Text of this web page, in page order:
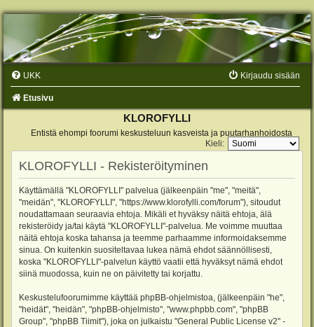
UKK Kirjaudu sisään
Etusivu
KLOROFYLLI
Entistä ehompi foorumi keskusteluun kasveista ja puutarhanhoidosta
Kieli:
KLOROFYLLI - Rekisteröityminen
Käyttämällä "KLOROFYLLI" palvelua (jälkeenpäin "me", "meitä",
"meidän", "KLOROFYLLI", "https://www.klorofylli.com/forum"), sitoudut
noudattamaan seuraavia ehtoja. Mikäli et hyväksy näitä ehtoja, älä
rekisteröidy ja/tai käytä "KLOROFYLLI"-palvelua. Me voimme muuttaa
näitä ehtoja koska tahansa ja teemme parhaamme informoidaksemme
sinua. On kuitenkin suositeltavaa lukea nämä ehdot säännöllisesti,
koska "KLOROFYLLI"-palvelun käyttö vaatii että hyväksyt nämä ehdot
siinä muodossa, kuin ne on päivitetty tai korjattu.
Keskustelufoorumimme käyttää phpBB-ohjelmistoa, (jälkeenpäin "he",
"heidät", "heidän", "phpBB-ohjelmisto", "www.phpbb.com", "phpBB
Group", "phpBB Tiimit"), joka on julkaistu "General Public License v2" -